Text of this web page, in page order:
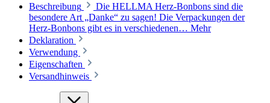
Beschreibung
Die HELLMA Herz-Bonbons sind die
besondere Art „Danke“ zu sagen! Die Verpackungen der
Herz-Bonbons gibt es in verschiedenen… Mehr
Deklaration
Verwendung
Eigenschaften
Versandhinweis